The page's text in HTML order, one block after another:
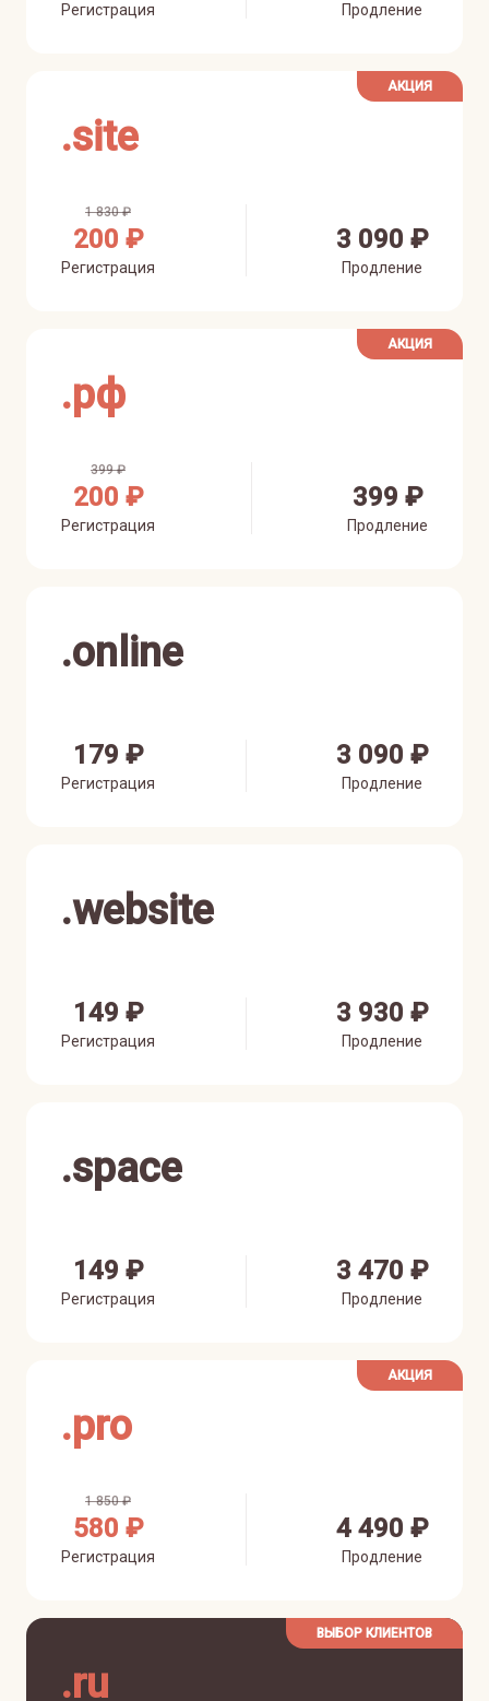
Регистрация Продление
АКЦИЯ
.site
1 830 ₽
200 ₽
Регистрация
3 090 ₽
Продление
АКЦИЯ
.рф
399 ₽
200 ₽
Регистрация
399 ₽
Продление
.online
179 ₽
Регистрация
3 090 ₽
Продление
.website
149 ₽
Регистрация
3 930 ₽
Продление
.space
149 ₽
Регистрация
3 470 ₽
Продление
АКЦИЯ
.pro
1 850 ₽
580 ₽
Регистрация
4 490 ₽
Продление
ВЫБОР КЛИЕНТОВ
.ru